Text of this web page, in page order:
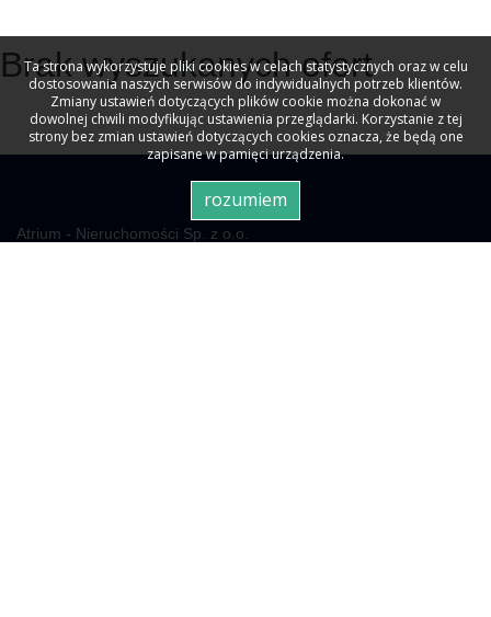
Brak wyszukanych ofert
Atrium - Nieruchomości Sp. z o.o.
Ta strona wykorzystuje pliki cookies w celach statystycznych oraz w celu
dostosowania naszych serwisów do indywidualnych potrzeb klientów.
Zmiany ustawień dotyczących plików cookie można dokonać w
dowolnej chwili modyfikując ustawienia przeglądarki. Korzystanie z tej
strony bez zmian ustawień dotyczących cookies oznacza, że będą one
zapisane w pamięci urządzenia.
rozumiem